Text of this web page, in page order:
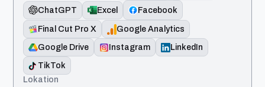
ChatGPT
Excel
Facebook
Final Cut Pro X
Google Analytics
Google Drive
Instagram
LinkedIn
TikTok
Lokation